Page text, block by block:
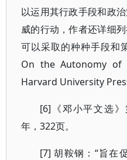
以运用其行政手段和政
威的行动，作者还详细
可以采取的种种手段和
On the Autonomy of
Harvard University
[6]《邓小平文选
年，322页。
[7] 胡鞍钢：“旨在